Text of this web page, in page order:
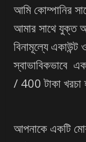
আমি কোম্পানির
আমার সাথে যুক্ত
বিনামূল্যে একাউন্ট
স্বাভাবিকভাবে
/ 400 টাকা খরচা
আপনাকে একটি